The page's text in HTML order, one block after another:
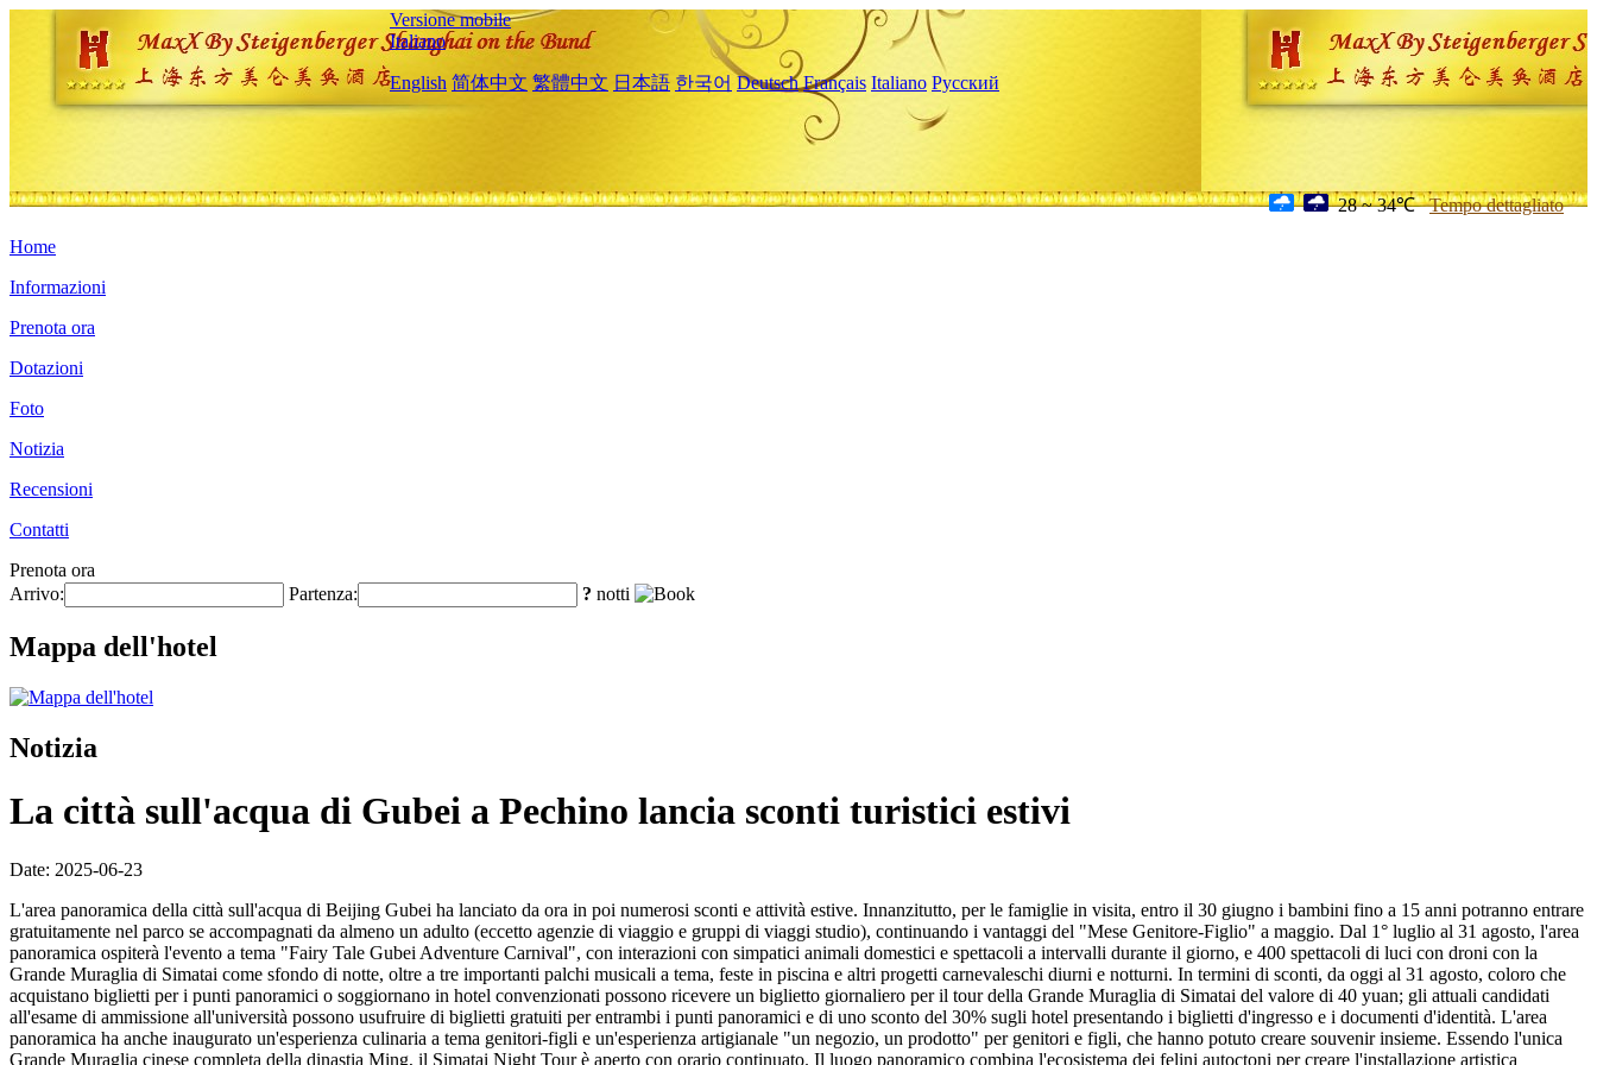
Versione mobile
Italiano
English 简体中文 繁體中文 日本語 한국어 Deutsch Français Italiano Русский
28 ~ 34℃ Tempo dettagliato
Home
Informazioni
Prenota ora
Dotazioni
Foto
Notizia
Recensioni
Contatti
Prenota ora
Arrivo:
Partenza: ? notti
Mappa dell'hotel
Notizia
La città sull'acqua di Gubei a Pechino lancia sconti turistici estivi
Date: 2025-06-23
L'area panoramica della città sull'acqua di Beijing Gubei ha lanciato da ora in poi numerosi sconti e attività estive. Innanzitutto, per le famiglie in visita, entro il 30 giugno i bambini fino a 15 anni potranno entrare
gratuitamente nel parco se accompagnati da almeno un adulto (eccetto agenzie di viaggio e gruppi di viaggi studio), continuando i vantaggi del "Mese Genitore-Figlio" a maggio. Dal 1° luglio al 31 agosto, l'area
panoramica ospiterà l'evento a tema "Fairy Tale Gubei Adventure Carnival", con interazioni con simpatici animali domestici e spettacoli a intervalli durante il giorno, e 400 spettacoli di luci con droni con la
Grande Muraglia di Simatai come sfondo di notte, oltre a tre importanti palchi musicali a tema, feste in piscina e altri progetti carnevaleschi diurni e notturni. In termini di sconti, da oggi al 31 agosto, coloro che
acquistano biglietti per i punti panoramici o soggiornano in hotel convenzionati possono ricevere un biglietto giornaliero per il tour della Grande Muraglia di Simatai del valore di 40 yuan; gli attuali candidati
all'esame di ammissione all'università possono usufruire di biglietti gratuiti per entrambi i punti panoramici e di uno sconto del 30% sugli hotel presentando i biglietti d'ingresso e i documenti d'identità. L'area
panoramica ha anche inaugurato un'esperienza culinaria a tema genitori-figli e un'esperienza artigianale "un negozio, un prodotto" per genitori e figli, che hanno potuto creare souvenir insieme. Essendo l'unica
Grande Muraglia cinese completa della dinastia Ming, il Simatai Night Tour è aperto con orario continuato. Il luogo panoramico combina l'ecosistema dei felini autoctoni per creare l'installazione artistica